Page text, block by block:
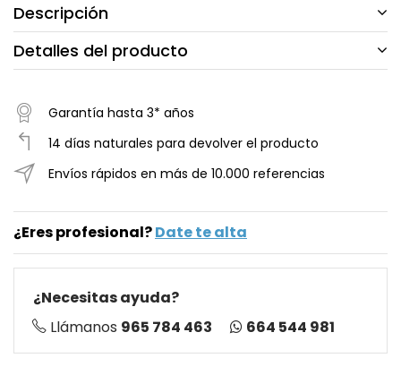
Descripción
Detalles del producto
Garantía hasta 3* años
14 días naturales para devolver el producto
Envíos rápidos en más de 10.000 referencias
¿Eres profesional?Date te alta
¿Necesitas ayuda?
Llámanos 965 784 463 664 544 981